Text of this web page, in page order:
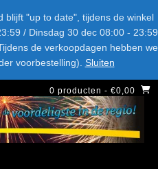
blijft "up to date", tijdens de winkel
/ Dinsdag 30 dec 08:00 - 23:59
de verkoopdagen hebben we
voorbestelling). Sluiten
CATEGORIE
0 producten - €0,00